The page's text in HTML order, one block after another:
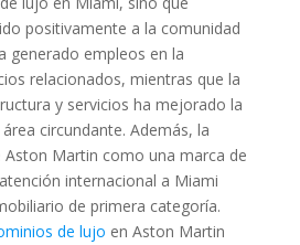
positivamente a la comunidad
generado empleos en la
relacionados, mientras que la
y servicios ha mejorado la
circundante. Además, la
Martin como una marca de
internacional a Miami
de primera categoría.
de lujo en Aston Martin